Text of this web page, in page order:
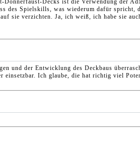
Decks ist die Verwendung der
des Spielskills, was wiederum dafür
sie verzichten. Ja, ich weiß, ich habe sie
und der Entwicklung des Deckbaus
Ich glaube, die hat richtig viel